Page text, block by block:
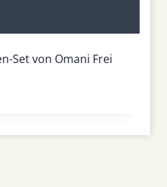
Set von Omani Frei